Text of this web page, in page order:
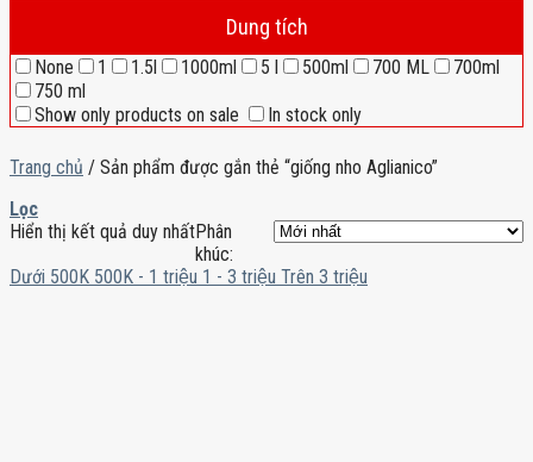
Dung tích
None 1 1.5l 1000ml 5 l 500ml 700 ML
700ml
750 ml
Show only products on sale
In stock only
Trang chủ / Sản phẩm được gắn thẻ “giống nho Aglianico”
Lọc
Hiển thị kết quả duy nhấtPhân
khúc:
Dưới 500K 500K - 1 triệu 1 - 3 triệu Trên 3 triệu